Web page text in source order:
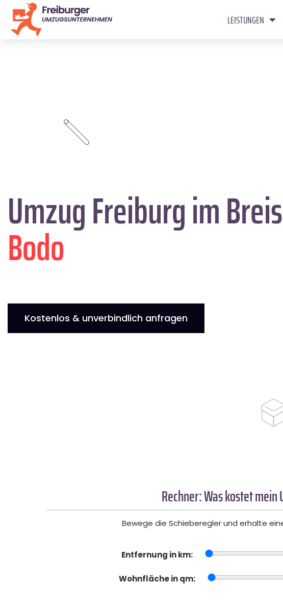
LEISTUNGEN
Umzug Freiburg im
Bodo
Kostenlos & unverbindlich anfragen
Rechner: Was kostet
Bewege die Schieberegler und erhalte
Entfernung in km:
Wohnfläche in qm: